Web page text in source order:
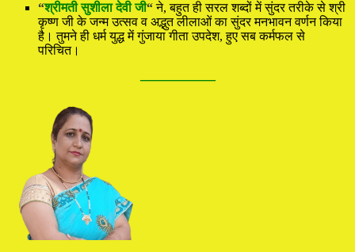
“श्रीमती सुशीला देवी जी“ने, बहुत ही सरल शब्दों में सुंदर तरीके से श्री
कृष्ण जी के जन्म उत्सव व अद्भुत लीलाओं का सुंदर मनभावन वर्णन किया
है। तुमने ही धर्म युद्ध में गुंजाया गीता उपदेश, हुए सब कर्मफल से
परिचित।
—————